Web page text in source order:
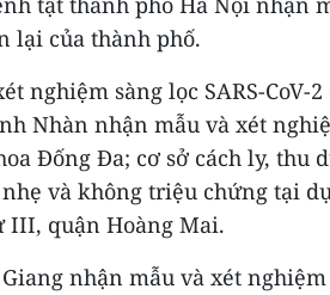
lại của thành phố.
nghiệm sàng lọc SARS-CoV-
Nhàn nhận mẫu và xét
Đống Đa; cơ sở cách ly, thu
và không triệu chứng tại
III, quận Hoàng Mai.
nhận mẫu và xét